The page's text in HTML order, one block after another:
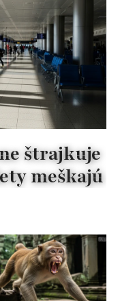
štrajkuje
meškajú